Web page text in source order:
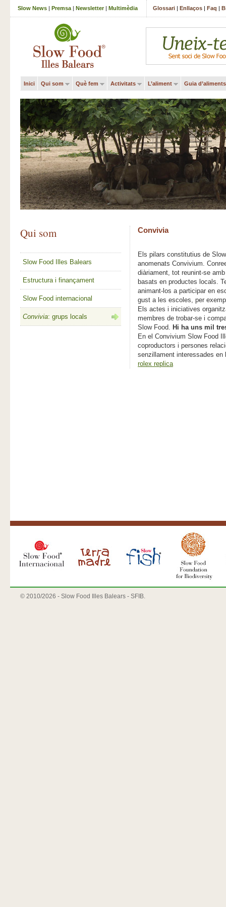
Slow News | Premsa | Newsletter| Multimèdia Glossari | Enllaços | Faq |
Inici Qui som Què fem Activitats L’aliment Guia d’aliments
Qui som
Slow Food Illes Balears
Estructura i finançament
Slow Food internacional
Convivia: grups locals
Convivia
Els pilars constitutius de
anomenats Convivium.
diàriament, tot reunint-se
basats en productes locals.
animant-los a participar en
gust a les escoles, per
Els actes i iniciatives
membres de trobar-se i
Slow Food. Hi ha uns mil
En el Convivium Slow Food
coproductors i persones
senzillament interessades
rolex replica
© 2010/2026 - Slow Food Illes Balears - SFIB.